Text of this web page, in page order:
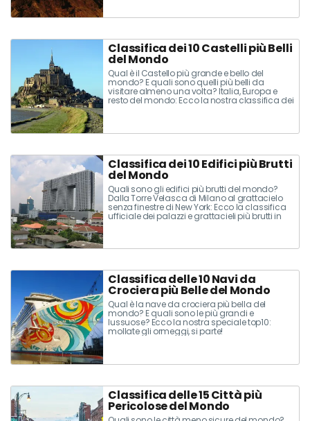
Classifica dei 10 Castelli più Belli
del Mondo
Qual è il Castello più grande e bello del
mondo? E quali sono quelli più belli da
visitare almeno una volta? Italia, Europa e
resto del mondo: Ecco la nostra classifica dei
Classifica dei 10 Edifici più Brutti
del Mondo
Quali sono gli edifici più brutti del mondo?
Dalla Torre Velasca di Milano al grattacielo
senza finestre di New York: Ecco la classifica
ufficiale dei palazzi e grattacieli più brutti in
Italia e nel resto del mondo.
Classifica delle 10 Navi da
Crociera più Belle del Mondo
Qual è la nave da crociera più bella del
mondo? E quali sono le più grandi e
lussuose? Ecco la nostra speciale top10:
mollate gli ormeggi, si parte!
Classifica delle 15 Città più
Pericolose del Mondo